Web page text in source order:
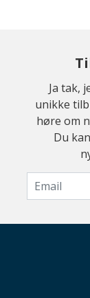
Ja tak,
unikke
høre om
Du